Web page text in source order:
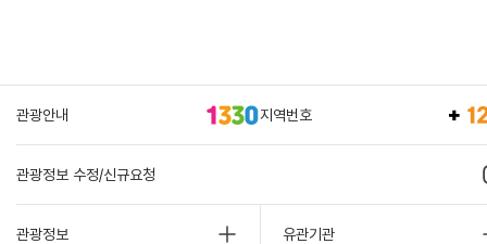
관광안내 지역번호
관광정보 수정/신규요청
관광정보 유관기관